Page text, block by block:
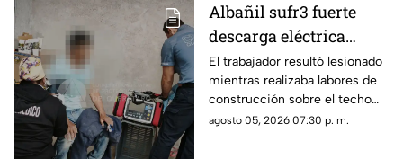
Albañil sufr3 fuerte
descarga eléctrica
mientras trabajaba en
una azotea de San José
Buenavista
El trabajador resultó lesionado
mientras realizaba labores de
construcción sobre el techo
de una vivienda y tuvo que
agosto 05, 2026 07:30 p. m.